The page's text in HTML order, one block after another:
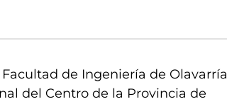
de Ingeniería de Olavarría
del Centro de la Provincia de